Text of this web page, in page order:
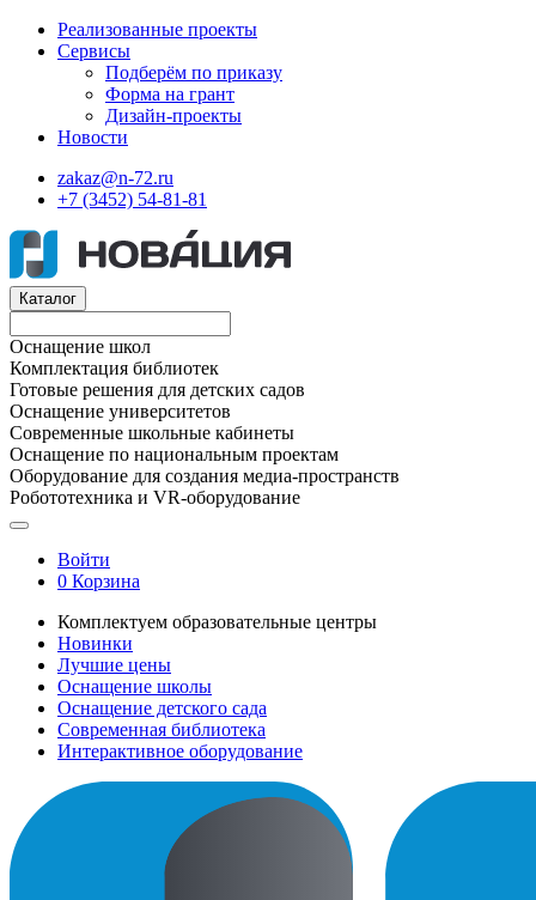
Реализованные проекты
Сервисы
Подберём по приказу
Форма на грант
Дизайн-проекты
Новости
zakaz@n-72.ru
+7 (3452) 54-81-81
Каталог
Оснащение школ
Комплектация библиотек
Готовые решения для детских садов
Оснащение университетов
Современные школьные кабинеты
Оснащение по национальным проектам
Оборудование для создания медиа-пространств
Робототехника и VR-оборудование
Войти
0 Корзина
Комплектуем образовательные центры
Новинки
Лучшие цены
Оснащение школы
Оснащение детского сада
Современная библиотека
Интерактивное оборудование